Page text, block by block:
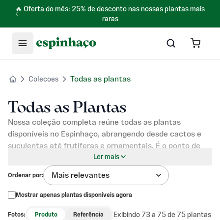
🔥 Oferta do mês: 25% de desconto nas nossas plantas mais
raras
Colecoes Todas as plantas
Todas as Plantas
Nossa coleção completa reúne todas as plantas
disponíveis no Espinhaço, abrangendo desde cactos e
suculentas até frutíferas e ornamentais. É o ponto de
partida ideal para quem deseja explorar todas as opções
em um só lugar, seja para encontrar espécies
específicas ou simplesmente conhecer o que há de mais
recente em nosso viveiro.
Cada planta que oferecemos é cultivada 100% por nós,
Ler mais
Ordenar por: Mais relevantes
Mostrar apenas plantas disponíveis agora
Fotos: Produto Referência Exibindo 73 a 75 de 75 plantas